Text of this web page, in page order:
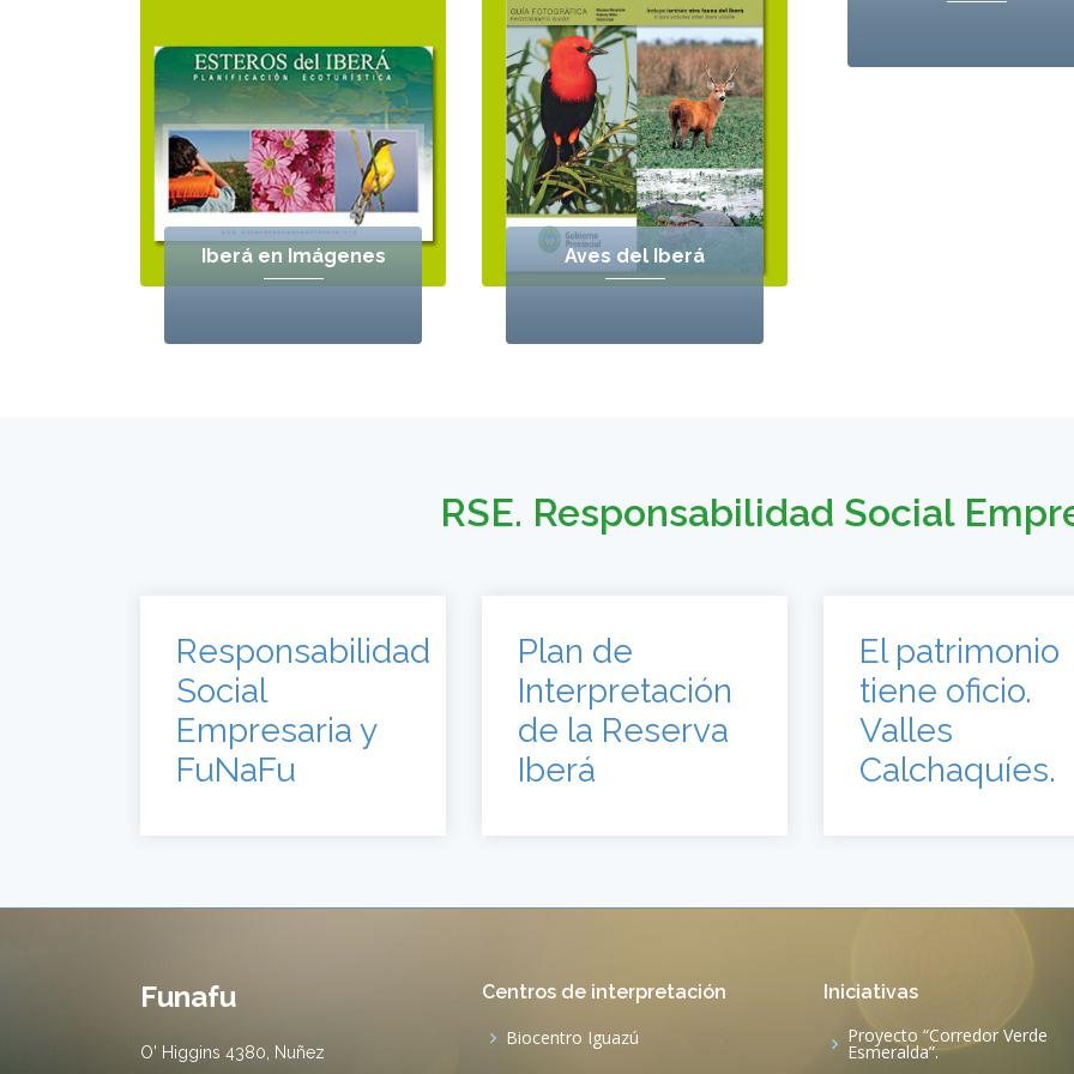
Iberá en Imágenes Aves del Iberá
RSE. Responsabilidad Social
Responsabilidad
Social
Empresaria y
FuNaFu
Plan de
Interpretación
de la Reserva
Iberá
El patrimonio
tiene oficio.
Valles
Calchaquíes.
Funafu
O' Higgins 4380, Nuñez
Centros de interpretación
Biocentro Iguazú
Iniciativas
Proyecto “Corredor Verde
Esmeralda”.